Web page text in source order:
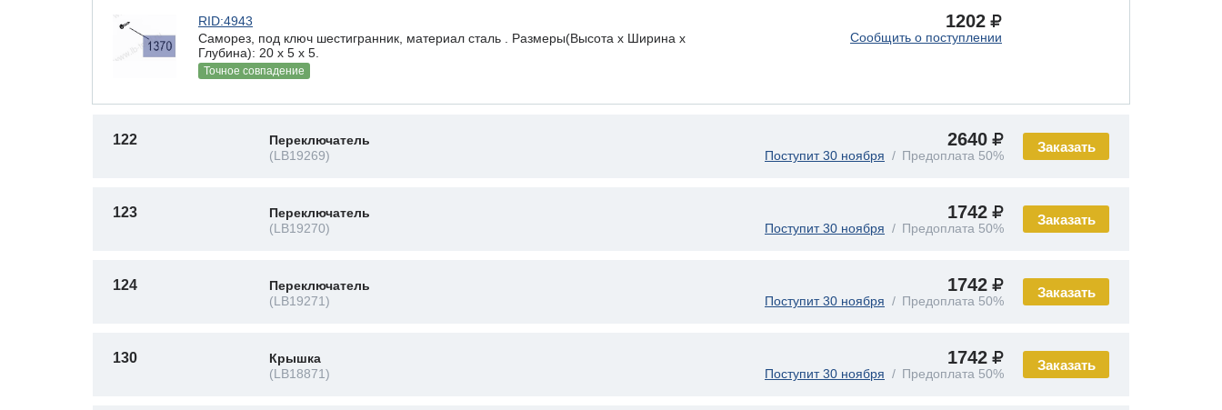
RID:4943
Саморез, под ключ шестигранник, материал сталь . Размеры(Высота х Ширина х
Глубина): 20 x 5 х 5.
Точное совпадение
1202
Сообщить о поступлении
Заказать
122
Переключатель
(LB19269)
2640
Поступит 30 ноября Предоплата 50%
Заказать
123
Переключатель
(LB19270)
1742
Поступит 30 ноября Предоплата 50%
Заказать
124
Переключатель
(LB19271)
1742
Поступит 30 ноября Предоплата 50%
Заказать
130
Крышка
(LB18871)
1742
Поступит 30 ноября Предоплата 50%